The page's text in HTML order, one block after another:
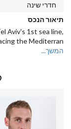
חדרי שינה
תיאור הנכס
Aviv's 1st sea line,
the Mediterran
המשך...